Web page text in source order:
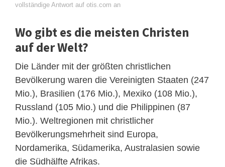
vollständige Antwort auf otis.com an
Wo gibt es die meisten Christen
auf der Welt?
Die Länder mit der größten christlichen
Bevölkerung waren die Vereinigten Staaten (247
Mio.), Brasilien (176 Mio.), Mexiko (108 Mio.),
Russland (105 Mio.) und die Philippinen (87
Mio.). Weltregionen mit christlicher
Bevölkerungsmehrheit sind Europa,
Nordamerika, Südamerika, Australasien sowie
die Südhälfte Afrikas.